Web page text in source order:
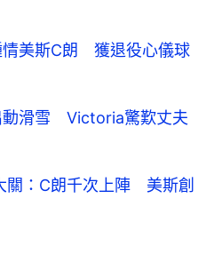
情美斯C朗 獲退役心儀球
動滑雪 Victoria驚歎丈夫
關：C朗千次上陣 美斯創